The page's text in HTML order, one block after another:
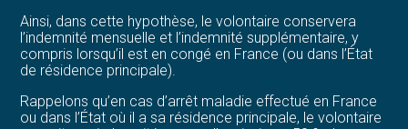
Ainsi, dans cette hypothèse, le volontaire conservera
l’indemnité mensuelle et l’indemnité supplémentaire, y
compris lorsqu’il est en congé en France (ou dans l’État
de résidence principale).
Rappelons qu’en cas d’arrêt maladie effectué en France
ou dans l’État où il a sa résidence principale, le volontaire